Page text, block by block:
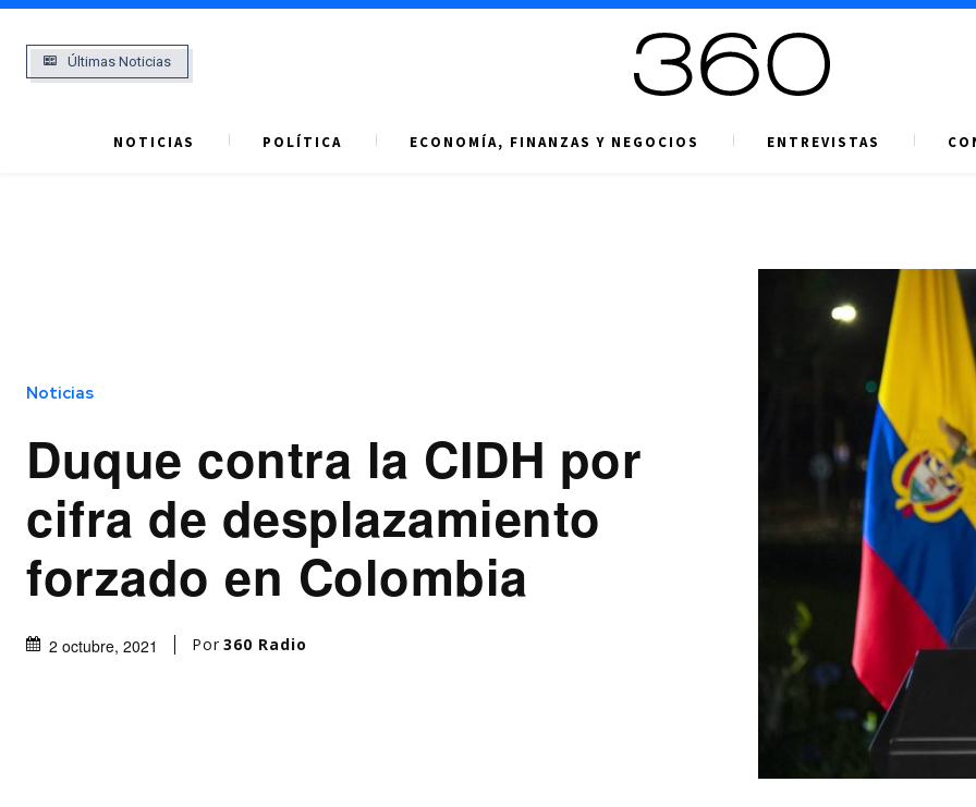
Últimas Noticias
NOTICIAS POLÍTICA ECONOMÍA, FINANZAS Y NEGOCIOS ENTREVISTAS
Noticias
Duque contra la CIDH por
cifra de desplazamiento
forzado en Colombia
2 octubre, 2021 Por 360 Radio